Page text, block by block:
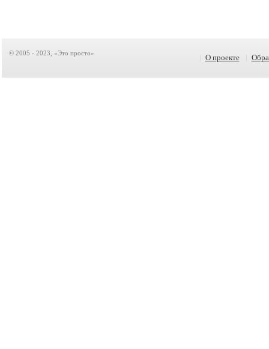
© 2005 - 2023, «Это просто» О проекте